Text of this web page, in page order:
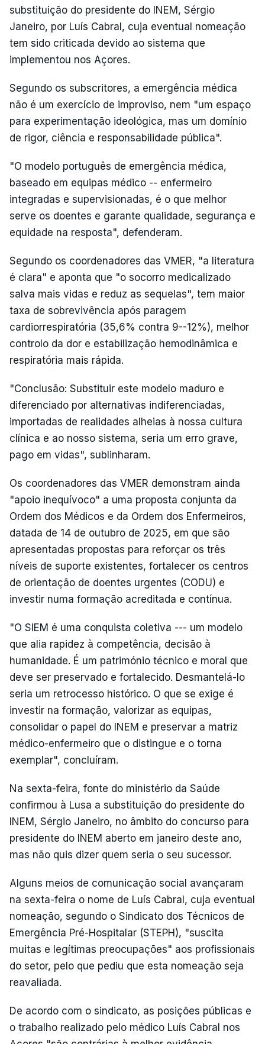
substituição do presidente do INEM, Sérgio
Janeiro, por Luís Cabral, cuja eventual nomeação
tem sido criticada devido ao sistema que
implementou nos Açores.
Segundo os subscritores, a emergência médica
não é um exercício de improviso, nem "um espaço
para experimentação ideológica, mas um domínio
de rigor, ciência e responsabilidade pública".
"O modelo português de emergência médica,
baseado em equipas médico -- enfermeiro
integradas e supervisionadas, é o que melhor
serve os doentes e garante qualidade, segurança e
equidade na resposta", defenderam.
Segundo os coordenadores das VMER, "a literatura
é clara" e aponta que "o socorro medicalizado
salva mais vidas e reduz as sequelas", tem maior
taxa de sobrevivência após paragem
cardiorrespiratória (35,6% contra 9--12%), melhor
controlo da dor e estabilização hemodinâmica e
respiratória mais rápida.
"Conclusão: Substituir este modelo maduro e
diferenciado por alternativas indiferenciadas,
importadas de realidades alheias à nossa cultura
clínica e ao nosso sistema, seria um erro grave,
pago em vidas", sublinharam.
Os coordenadores das VMER demonstram ainda
"apoio inequívoco" a uma proposta conjunta da
Ordem dos Médicos e da Ordem dos Enfermeiros,
datada de 14 de outubro de 2025, em que são
apresentadas propostas para reforçar os três
níveis de suporte existentes, fortalecer os centros
de orientação de doentes urgentes (CODU) e
investir numa formação acreditada e contínua.
"O SIEM é uma conquista coletiva --- um modelo
que alia rapidez à competência, decisão à
humanidade. É um património técnico e moral que
deve ser preservado e fortalecido. Desmantelá-lo
seria um retrocesso histórico. O que se exige é
investir na formação, valorizar as equipas,
consolidar o papel do INEM e preservar a matriz
médico-enfermeiro que o distingue e o torna
exemplar", concluíram.
Na sexta-feira, fonte do ministério da Saúde
confirmou à Lusa a substituição do presidente do
INEM, Sérgio Janeiro, no âmbito do concurso para
presidente do INEM aberto em janeiro deste ano,
mas não quis dizer quem seria o seu sucessor.
Alguns meios de comunicação social avançaram
na sexta-feira o nome de Luís Cabral, cuja eventual
nomeação, segundo o Sindicato dos Técnicos de
Emergência Pré-Hospitalar (STEPH), "suscita
muitas e legítimas preocupações" aos profissionais
do setor, pelo que pediu que esta nomeação seja
reavaliada.
De acordo com o sindicato, as posições públicas e
o trabalho realizado pelo médico Luís Cabral nos